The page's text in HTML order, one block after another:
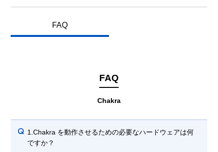
FAQ
Chakra
FAQ
Q 1.Chakra を動作させるための必要なハードウェアは何
ですか？